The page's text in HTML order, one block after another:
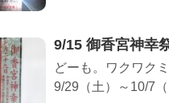
9/15 御香宮神幸
どーも。ワクワク
9/29（土）～10/7